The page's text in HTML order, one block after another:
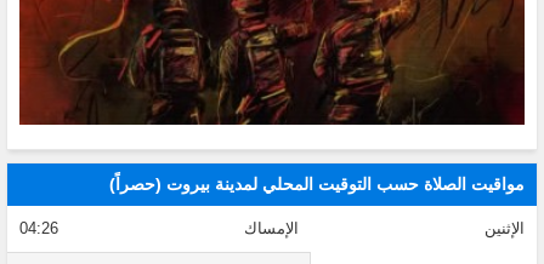
مواقيت الصلاة حسب التوقيت المحلي لمدينة بيروت (حصراً)
الإثنين الإمساك 04:26